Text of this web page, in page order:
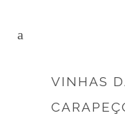
VINHAS